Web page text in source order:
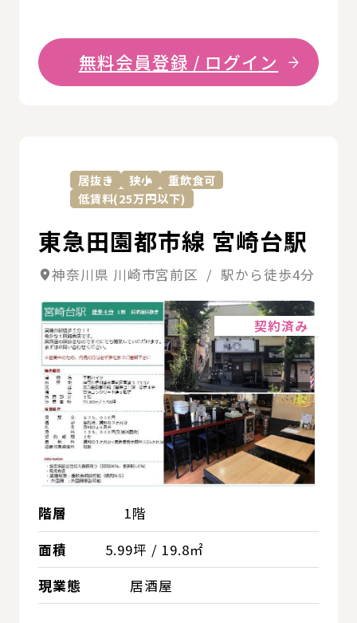
無料会員登録 / ログイン
居抜き 狭小
重飲食可
低賃料(25万円以下)
東急田園都市線 宮崎台駅
神奈川県 川崎市宮前区 / 駅から徒歩4分
契約済み
階層
1階
面積
5.99坪 / 19.8㎡
現業態
居酒屋